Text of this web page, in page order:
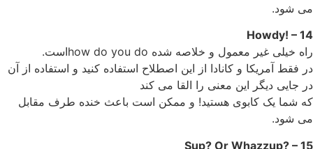
می شود.
14 – !Howdy
راه خیلی غیر معمول و خلاصه شده how do you doاست.
در فقط آمریکا و کانادا از این اصطلاح استفاده کنید و استفاده از آن
در جایی دیگر این معنی را القا می کند
که شما یک کابوی هستید! و ممکن است باعث خنده طرف مقابل
می شود.
15 – ?Sup? Or Whazzup